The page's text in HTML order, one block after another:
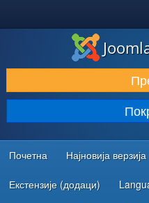
ПРЕУЗИМАЊЕ И ПРОШИРЕЊА
ОТКРИЈТЕ И НАУЧИТЕ
ЗАЈЕДНИЦА И ПОДРШКА
РЕСУРСИ ЗА РАЗВОЈ
Почетна Најновија верзија
Екстензије (додаци)